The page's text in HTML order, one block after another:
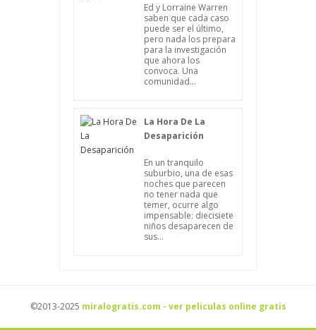
Ed y Lorraine Warren
saben que cada caso
puede ser el último,
pero nada los prepara
para la investigación
que ahora los
convoca. Una
comunidad...
La Hora De La
Desaparición
En un tranquilo
suburbio, una de esas
noches que parecen
no tener nada que
temer, ocurre algo
impensable: diecisiete
niños desaparecen de
sus...
©2013-2025 miralogratis.com - ver peliculas online gratis